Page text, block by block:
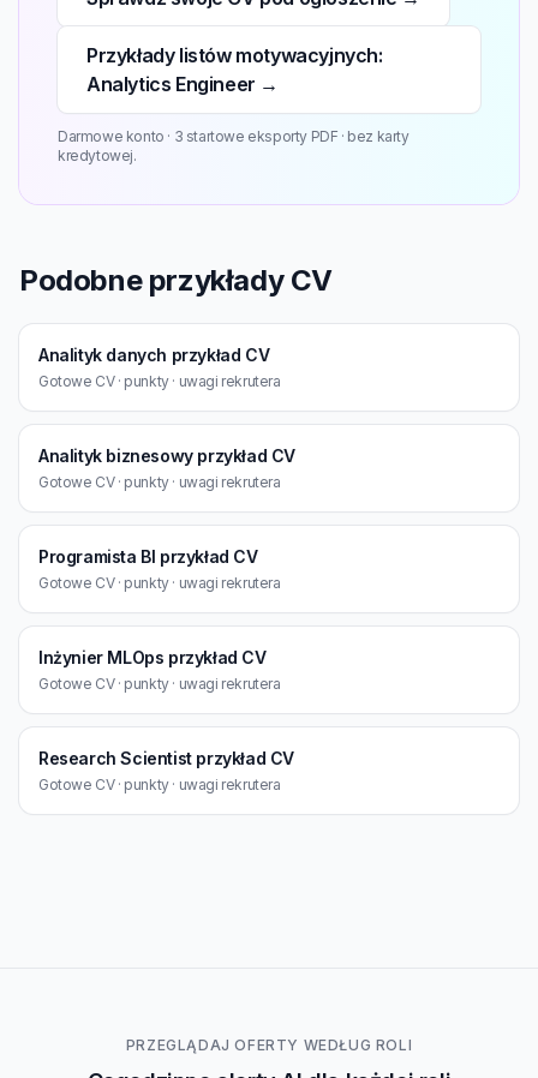
Przykłady listów motywacyjnych:
Analytics Engineer →
Darmowe konto · 3 startowe eksporty PDF · bez karty
kredytowej.
Podobne przykłady CV
Analityk danych przykład CV
Gotowe CV · punkty · uwagi rekrutera
Analityk biznesowy przykład CV
Gotowe CV · punkty · uwagi rekrutera
Programista BI przykład CV
Gotowe CV · punkty · uwagi rekrutera
Inżynier MLOps przykład CV
Gotowe CV · punkty · uwagi rekrutera
Research Scientist przykład CV
Gotowe CV · punkty · uwagi rekrutera
PRZEGLĄDAJ OFERTY WEDŁUG ROLI